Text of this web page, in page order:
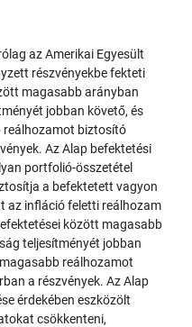
az Amerikai Egyesült
részvényekbe fekteti
magasabb arányban
jobban követő, és
reálhozamot biztosító
Az Alap befektetési
portfolió-összetétel
a befektetett vagyon
az infláció feletti reálhozam
között magasabb
teljesítményét jobban
reálhozamot
a részvények. Az Alap
érdekében eszközölt
csökkenteni,